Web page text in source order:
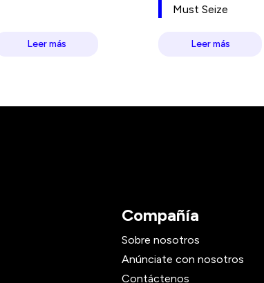
Leer más
Must Seize
Leer más
Compañía
Sobre nosotros
Anúnciate con nosotros
Contáctenos